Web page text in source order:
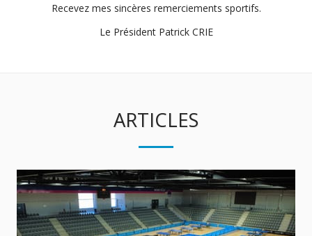
Recevez mes sincères remerciements sportifs.
Le Président Patrick CRIE
ARTICLES